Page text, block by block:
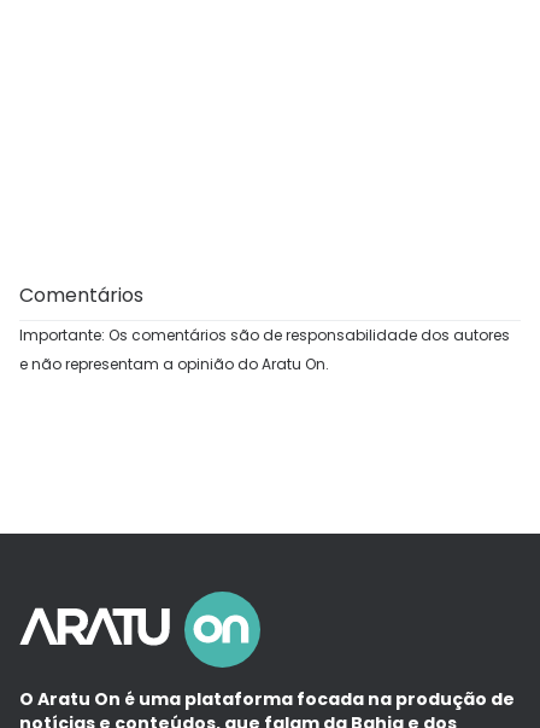
Comentários
Importante: Os comentários são de responsabilidade dos autores
e não representam a opinião do Aratu On.
O Aratu On é uma plataforma focada na produção de
notícias e conteúdos, que falam da Bahia e dos